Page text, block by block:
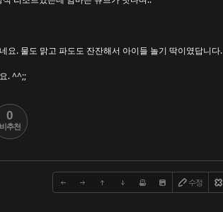
요. 물도 맑고 파도도 잔잔해서 아이들 놀기 딱이였답니다.
. ^^;;
0
비추천
수정